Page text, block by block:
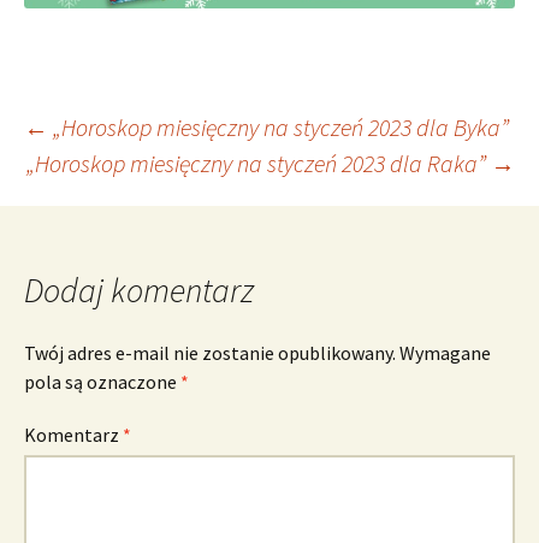
Nawigacja
wpisu
← „Horoskop miesięczny na styczeń 2023 dla Byka”
„Horoskop miesięczny na styczeń 2023 dla Raka” →
Dodaj komentarz
Twój adres e-mail nie zostanie opublikowany. Wymagane
pola są oznaczone *
Komentarz *